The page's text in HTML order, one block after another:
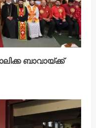
ബാവായ്ക്ക്